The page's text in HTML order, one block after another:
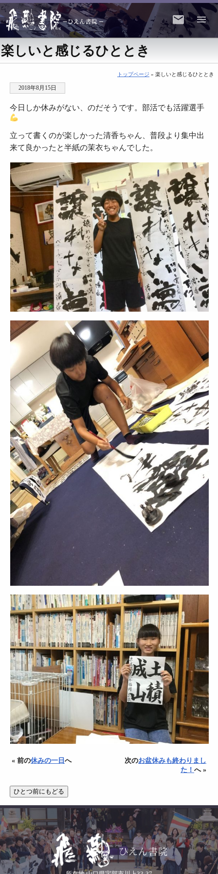
楽しいと感じるひととき
トップページ » 楽しいと感じるひととき
2018年8月15日
今日しか休みがない、のだそうです。部活でも活躍選手
立って書くのが楽しかった清香ちゃん、普段より集中出
来て良かったと半紙の茉衣ちゃんでした。
« 前の休みの一日へ 次のお盆休みも終わりまし
た！ へ »